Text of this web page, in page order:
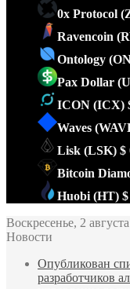
0x Protocol
Ravencoin
Ontology
Pax Dollar
ICON (ICX)
Waves
Lisk (LSK) $
Bitcoin
Huobi (HT)
Воскресенье, 2
Новости
Опубликован
разработчиков